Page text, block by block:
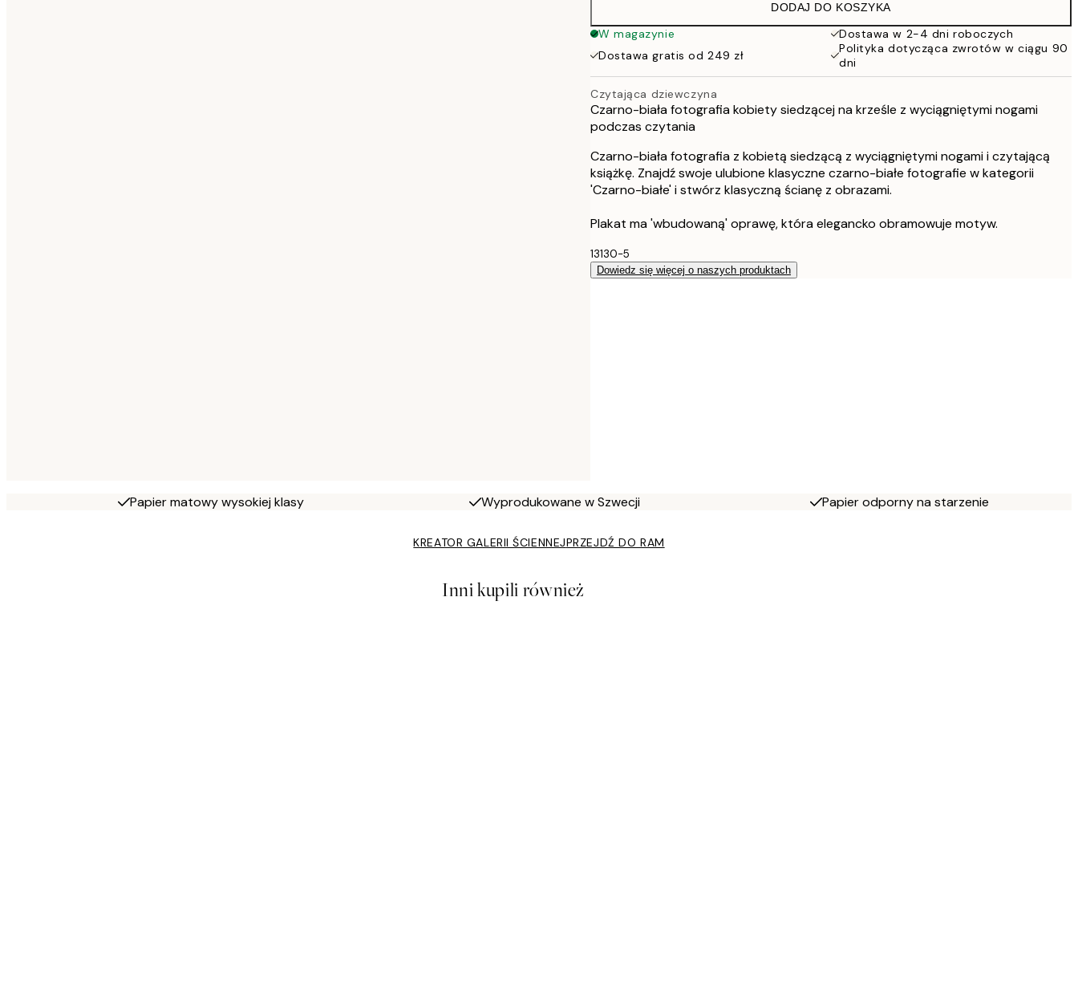
DODAJ DO KOSZYKA
W magazynie
Dostawa w 2-4 dni roboczych
Dostawa gratis od 249 zł
Polityka dotycząca zwrotów w ciągu 90
dni
Czytająca dziewczyna
Czarno-biała fotografia kobiety siedzącej na krześle z wyciągniętymi nogami
podczas czytania
Czarno-biała fotografia z kobietą siedzącą z wyciągniętymi nogami i czytającą
książkę. Znajdź swoje ulubione klasyczne czarno-białe fotografie w kategorii
'Czarno-białe' i stwórz klasyczną ścianę z obrazami.
Plakat ma 'wbudowaną' oprawę, która elegancko obramowuje motyw.
13130-5
Dowiedz się więcej o naszych produktach
Papier matowy wysokiej klasy Wyprodukowane w Szwecji Papier odporny na starzenie
KREATOR GALERII ŚCIENNEJPRZEJDŹ DO RAM
Inni kupili również